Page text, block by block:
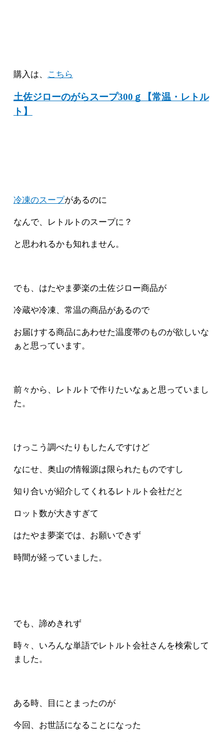
購入は、 こちら
土佐ジローのがらスープ300ｇ【常温・レトル
ト】
冷凍のスープがあるのに
なんで、レトルトのスープに？
と思われるかも知れません。
でも、はたやま夢楽の土佐ジロー商品が
冷蔵や冷凍、常温の商品があるので
お届けする商品にあわせた温度帯のものが欲しいな
ぁと思っています。
前々から、レトルトで作りたいなぁと思っていまし
た。
けっこう調べたりもしたんですけど
なにせ、奥山の情報源は限られたものですし
知り合いが紹介してくれるレトルト会社だと
ロット数が大きすぎて
はたやま夢楽では、お願いできず
時間が経っていました。
でも、諦めきれず
時々、いろんな単語でレトルト会社さんを検索して
ました。
ある時、目にとまったのが
今回、お世話になることになった